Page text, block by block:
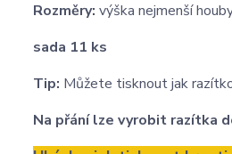
Rozměry: výška nejmenší
sada 11 ks
Tip: Můžete tisknout jak
Na přání lze vyrobit razítka